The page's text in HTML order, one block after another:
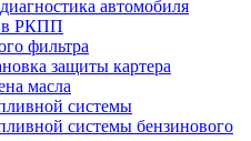
автомобиля
в РКПП
фильтра
защиты картера
масла
системы
системы бензинового